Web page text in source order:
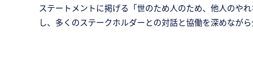
ステートメントに掲げる「世のため人のため、他人のや
し、多くのステークホルダーとの対話と協働を深めなが